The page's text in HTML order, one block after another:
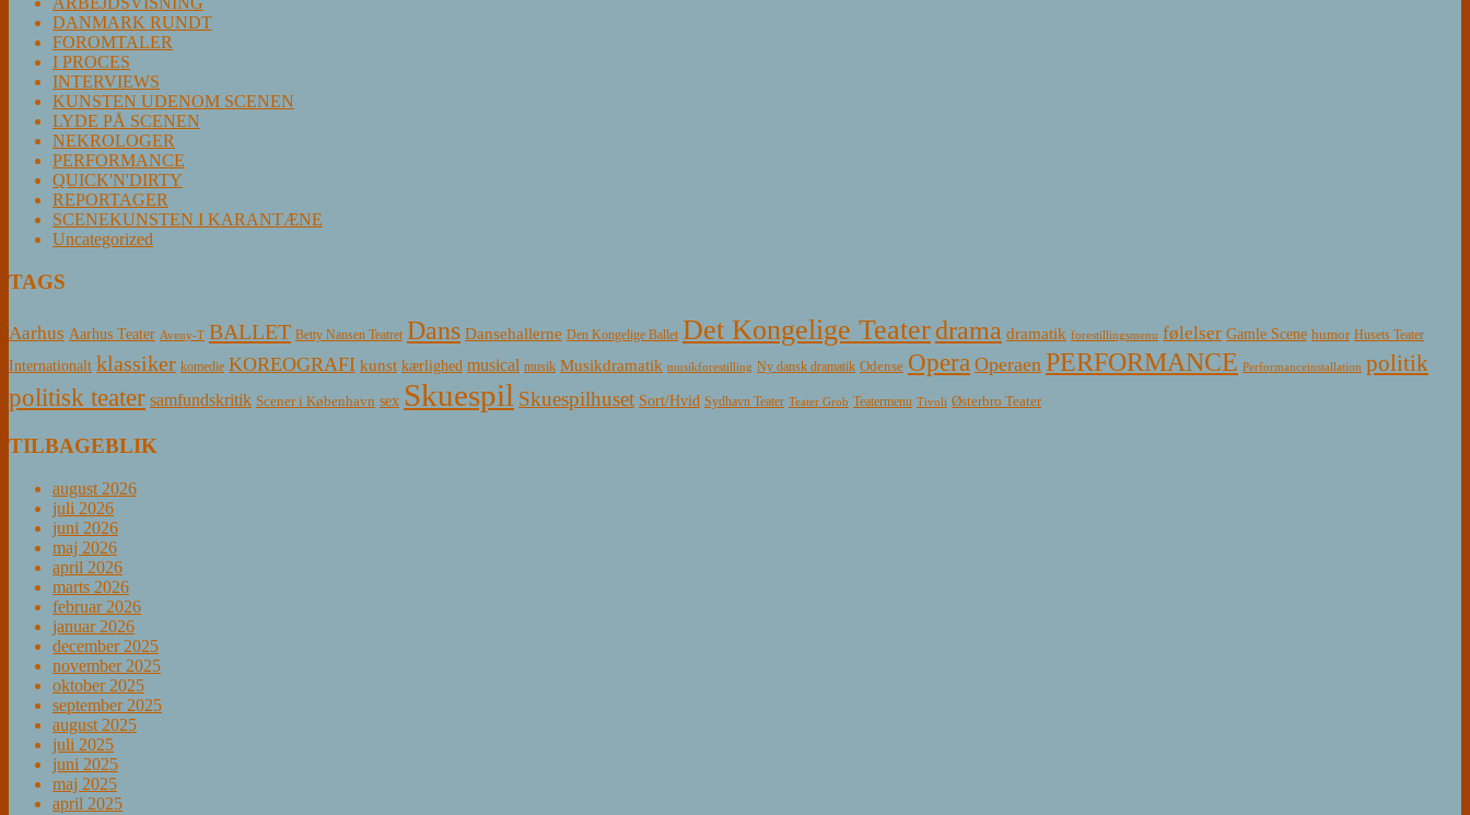
DANMARK RUNDT
FOROMTALER
I PROCES
INTERVIEWS
KUNSTEN UDENOM SCENEN
LYDE PÅ SCENEN
NEKROLOGER
PERFORMANCE
QUICK'N'DIRTY
REPORTAGER
SCENEKUNSTEN I KARANTÆNE
Uncategorized
TAGS
Aarhus Aarhus Teater Aveny-T BALLET Betty Nansen Teatret Dans Dansehallerne Den Kongelige Ballet Det Kongelige Teaterdrama dramatik forestillingsmenu følelser Gamle Scene humor Husets Teater
Internationalt klassiker komedie KOREOGRAFI kunst kærlighed musical musik Musikdramatik musikforestilling Ny dansk dramatik Odense Opera Operaen PERFORMANCE Performanceinstallation politik
politisk teater samfundskritik Scener i København sex Skuespil Skuespilhuset Sort/Hvid Sydhavn Teater Teater Grob Teatermenu Tivoli Østerbro Teater
TILBAGEBLIK
august 2026
juli 2026
juni 2026
maj 2026
april 2026
marts 2026
februar 2026
januar 2026
december 2025
november 2025
oktober 2025
september 2025
august 2025
juli 2025
juni 2025
maj 2025
april 2025